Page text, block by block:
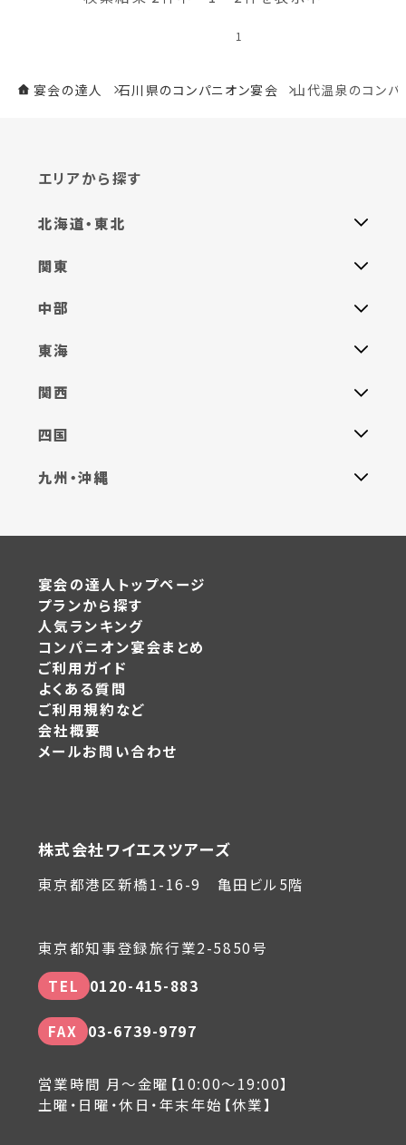
1
宴会の達人 石川県のコンパニオン宴会 山代温泉のコンパ
エリアから探す
北海道・東北
関東
中部
東海
関西
四国
九州・沖縄
宴会の達人トップページ
プランから探す
人気ランキング
コンパニオン宴会まとめ
ご利用ガイド
よくある質問
ご利用規約など
会社概要
メールお問い合わせ
株式会社ワイエスツアーズ
東京都港区新橋1-16-9 亀田ビル5階
東京都知事登録旅行業2-5850号
TEL
0120-415-883
FAX 03-6739-9797
営業時間 月～金曜【10:00～19:00】
土曜・日曜・休日・年末年始【休業】